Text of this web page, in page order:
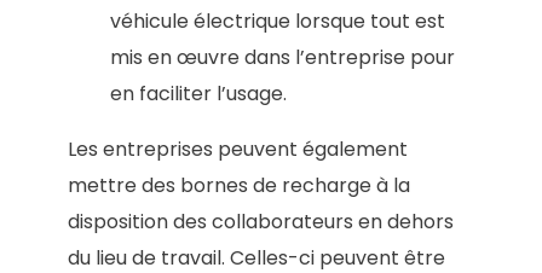
véhicule électrique lorsque tout est
mis en œuvre dans l’entreprise pour
en faciliter l’usage.
Les entreprises peuvent également
mettre des bornes de recharge à la
disposition des collaborateurs en dehors
du lieu de travail. Celles-ci peuvent être